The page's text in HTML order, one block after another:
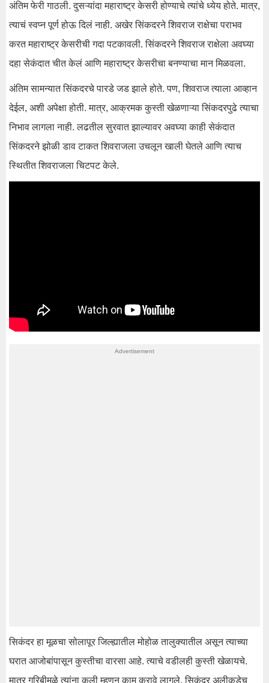
अंतिम फेरी गाठली. दुसऱ्यांदा महाराष्ट्र केसरी होण्याचे त्यांचे ध्येय होते. मात्र,
त्याचं स्वप्न पूर्ण होऊ दिलं नाही. अखेर सिंकदरने शिवराज राक्षेचा पराभव
करत महाराष्ट्र केसरीची गदा पटकावली. सिंकदरने शिवराज राक्षेला अवघ्या
दहा सेकंदात चीत केलं आणि महाराष्ट्र केसरीचा बनण्याचा मान मिळवला.
अंतिम सामन्यात सिंकदरचे पारडे जड झाले होते. पण, शिवराज त्याला आव्हान
देईल, अशी अपेक्षा होती. मात्र, आक्रमक कुस्ती खेळणाऱ्या सिंकदरपुढे त्याचा
निभाव लागला नाही. लढतील सुरवात झाल्यावर अवघ्या काही सेकंदात
सिंकदरने झोळी डाव टाकत शिवराजला उचलून खाली घेतले आणि त्याच
स्थितीत शिवराजला चिटपट केले.
सिकंदर हा मूळचा सोलापूर जिल्ह्यातील मोहोळ तालुक्यातील असून त्याच्या
घरात आजोबांपासून कुस्तीचा वारसा आहे. त्याचे वडीलही कुस्ती खेळायचे.
मात्र गरिबीमुळे त्यांना कुली म्हणून काम करावे लागले. सिकंदर अलीकडेच